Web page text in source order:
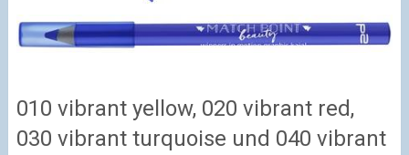
010 vibrant yellow, 020 vibrant red,
030 vibrant turquoise und 040 vibrant